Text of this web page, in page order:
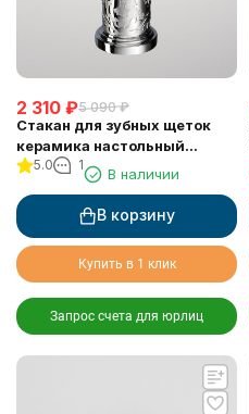
2 310 ₽5 090 ₽
Стакан для зубных щеток
керамика настольный
SCHEIN (7065013)
5.0 1
В наличии
В корзину
Купить в 1 клик
Запрос счета для юрлиц